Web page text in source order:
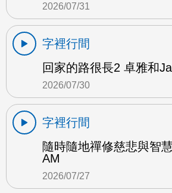
2026/07/31
字裡行間
回家的路很長2 卓雅和
2026/07/30
字裡行間
隨時隨地禪修慈悲與智
AM
2026/07/27